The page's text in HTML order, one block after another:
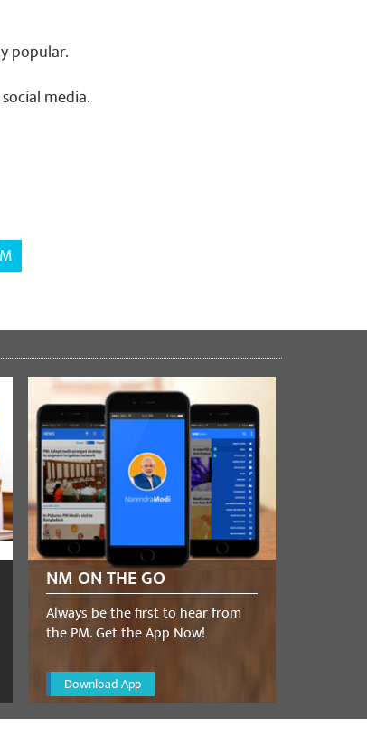
popular.
media.
NM ON THE GO
Always be the first to hear from
the PM. Get the App Now!
Download App